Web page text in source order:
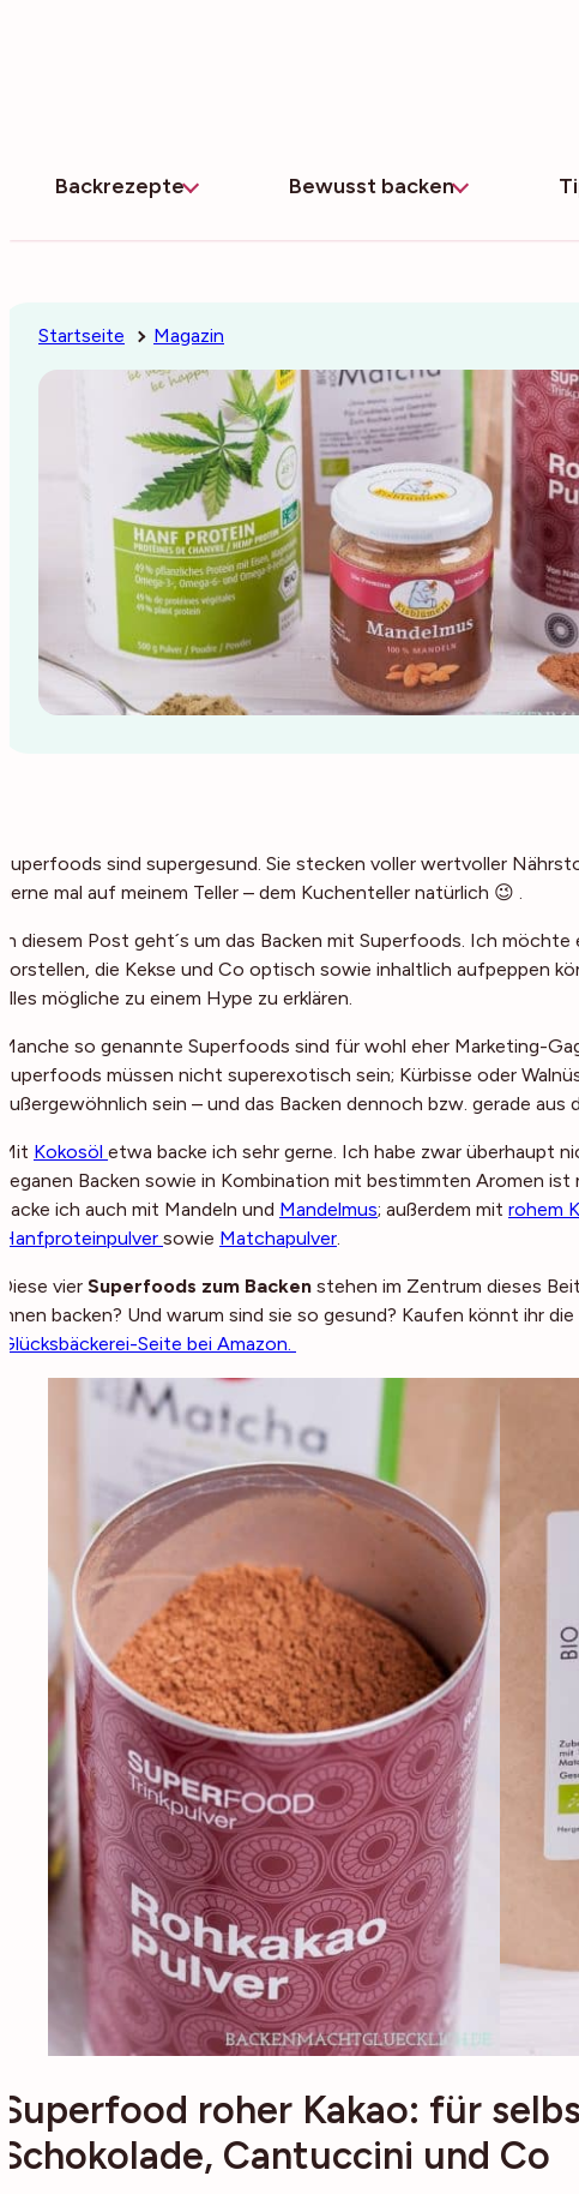
Backrezepte Bewusst backen
Startseite Magazin
Superfoods sind supergesund. Sie stecken voller wertvoller
gerne mal auf meinem Teller – dem Kuchenteller natürlich 😉 .
In diesem Post geht´s um das Backen mit Superfoods. Ich
vorstellen, die Kekse und Co optisch sowie inhaltlich aufpeppen
alles mögliche zu einem Hype zu erklären.
Manche so genannte Superfoods sind für wohl eher Marketing-
Superfoods müssen nicht superexotisch sein; Kürbisse oder
außergewöhnlich sein – und das Backen dennoch bzw. gerade
Mit Kokosöl etwa backe ich sehr gerne. Ich habe zwar überhaupt
veganen Backen sowie in Kombination mit bestimmten Aromen
backe ich auch mit Mandeln und Mandelmus; außerdem mit rohem
Hanfproteinpulver sowie Matchapulver.
Diese vier Superfoods zum Backen stehen im Zentrum dieses
ihnen backen? Und warum sind sie so gesund? Kaufen könnt ihr
Glücksbäckerei-Seite bei Amazon.
Superfood roher Kakao: für
Schokolade, Cantuccini und Co